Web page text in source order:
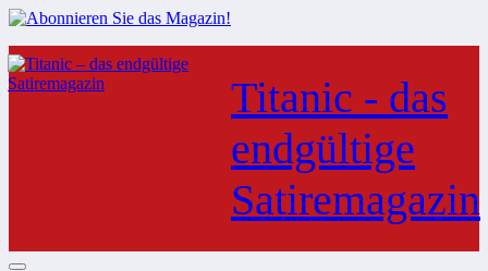
Zum
Inhalt
springen
Titanic - das
endgültige
Satiremagazin